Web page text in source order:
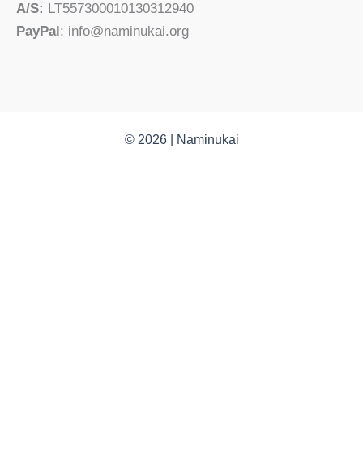
A/S: LT557300010130312940
PayPal : info@naminukai.org
© 2026 | Naminukai